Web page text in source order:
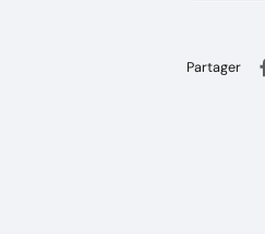
Partager